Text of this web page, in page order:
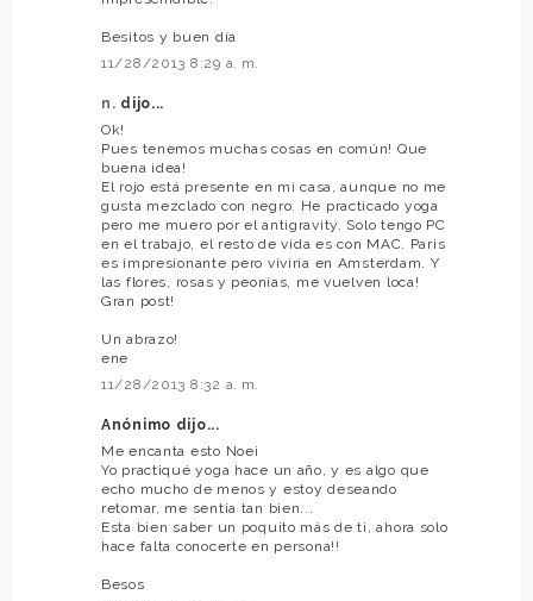
Besitos y buen día
11/28/2013 8:29 a. m.
n. dijo...
Ok!
Pues tenemos muchas cosas en común! Que
buena idea!
El rojo está presente en mi casa, aunque no me
gusta mezclado con negro. He practicado yoga
pero me muero por el antigravity. Solo tengo PC
en el trabajo, el resto de vida es con MAC. Paris
es impresionante pero viviría en Amsterdam. Y
las flores, rosas y peonías, me vuelven loca!
Gran post!
Un abrazo!
ene
11/28/2013 8:32 a. m.
Anónimo dijo...
Me encanta esto Noe¡
Yo practiqué yoga hace un año, y es algo que
echo mucho de menos y estoy deseando
retomar, me sentía tan bien...
Esta bien saber un poquito más de ti, ahora solo
hace falta conocerte en persona!!
Besos